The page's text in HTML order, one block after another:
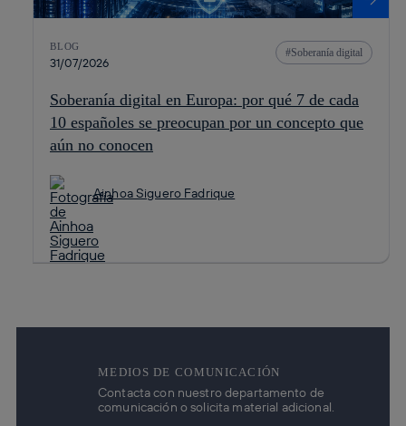
BLOG
31/07/2026
Soberanía digital
Soberanía digital en Europa: por qué 7 de cada
10 españoles se preocupan por un concepto que
aún no conocen
Ainhoa Siguero Fadrique
MEDIOS DE COMUNICACIÓN
Contacta con nuestro departamento de
comunicación o solicita material adicional.